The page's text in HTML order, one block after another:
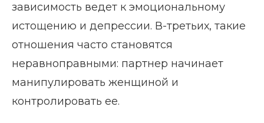
зависимость ведет к эмоциональному
истощению и депрессии. В-третьих, такие
отношения часто становятся
неравноправными: партнер начинает
манипулировать женщиной и
контролировать ее.